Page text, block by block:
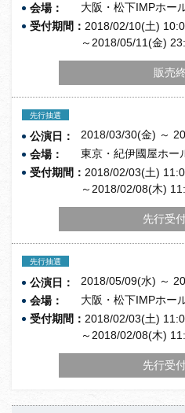
会場：
大阪・松下IMPホー
受付期間： 2018/02/10(土)
～2018/05/11(金)
販売
先行抽選
公演日：
2018/03/30(金) ～
会場：
東京・紀伊國屋ホー
受付期間： 2018/02/03(土)
～2018/02/08(木)
先行受
先行抽選
公演日：
2018/05/09(水) ～
会場：
大阪・松下IMPホー
受付期間： 2018/02/03(土)
～2018/02/08(木)
先行受